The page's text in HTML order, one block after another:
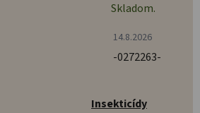
Skladom.
14.8.2026
-0272263-
Insekticídy